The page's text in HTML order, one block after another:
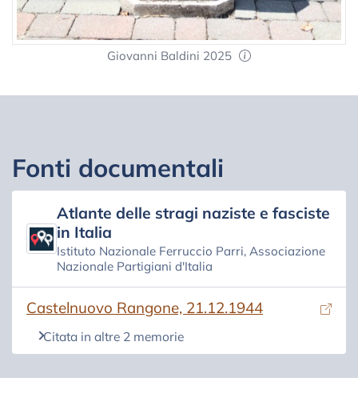
Giovanni Baldini 2025
Fonti documentali
Atlante delle stragi naziste e fasciste
in Italia
Istituto Nazionale Ferruccio Parri, Associazione
Nazionale Partigiani d'Italia
Castelnuovo Rangone, 21.12.1944
(si apre in una nuova scheda)
Citata in altre 2 memorie